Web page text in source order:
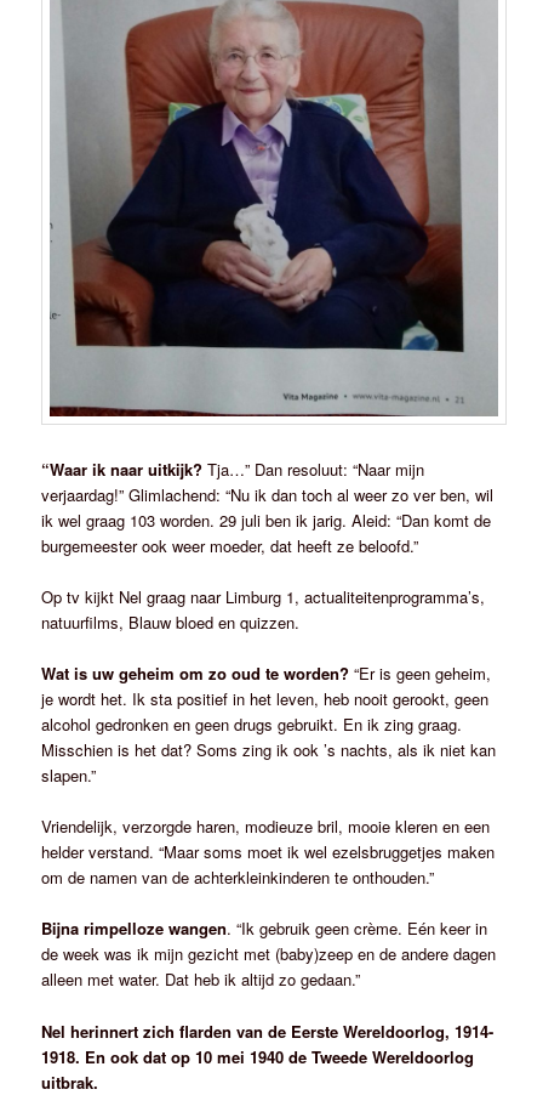
“Waar ik naar uitkijk?Tja…” Dan resoluut: “Naar mijn
verjaardag!” Glimlachend: “Nu ik dan toch al weer zo ver ben, wil
ik wel graag 103 worden. 29 juli ben ik jarig. Aleid: “Dan komt de
burgemeester ook weer moeder, dat heeft ze beloofd.”
Op tv kijkt Nel graag naar Limburg 1, actualiteitenprogramma’s,
natuurfilms, Blauw bloed en quizzen.
Wat is uw geheim om zo oud te worden? “Er is geen geheim,
je wordt het. Ik sta positief in het leven, heb nooit gerookt, geen
alcohol gedronken en geen drugs gebruikt. En ik zing graag.
Misschien is het dat? Soms zing ik ook ’s nachts, als ik niet kan
slapen.”
Vriendelijk, verzorgde haren, modieuze bril, mooie kleren en een
helder verstand. “Maar soms moet ik wel ezelsbruggetjes maken
om de namen van de achterkleinkinderen te onthouden.”
Bijna rimpelloze wangen. “Ik gebruik geen crème. Eén keer in
de week was ik mijn gezicht met (baby)zeep en de andere dagen
alleen met water. Dat heb ik altijd zo gedaan.”
Nel herinnert zich flarden van de Eerste Wereldoorlog, 1914-
1918. En ook dat op 10 mei 1940 de Tweede Wereldoorlog
uitbrak.